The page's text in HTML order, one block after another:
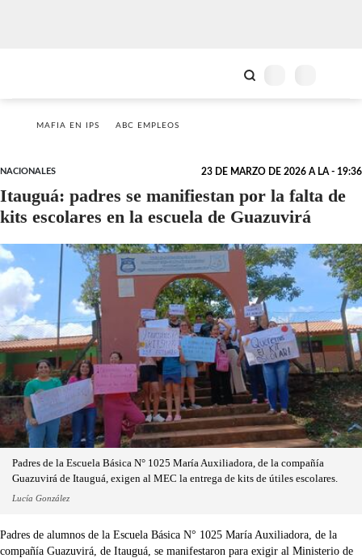
MAFIA EN IPS ABC EMPLEOS
NACIONALES 23 DE MARZO DE 2026 A LA - 19:36
Itauguá: padres se manifiestan por la falta de
kits escolares en la escuela de Guazuvirá
Padres de la Escuela Básica N° 1025 María Auxiliadora, de la compañía
Guazuvirá de Itauguá, exigen al MEC la entrega de kits de útiles escolares.
Lucía González
Padres de alumnos de la Escuela Básica N° 1025 María Auxiliadora, de la
compañía Guazuvirá, de Itauguá, se manifestaron para exigir al Ministerio de